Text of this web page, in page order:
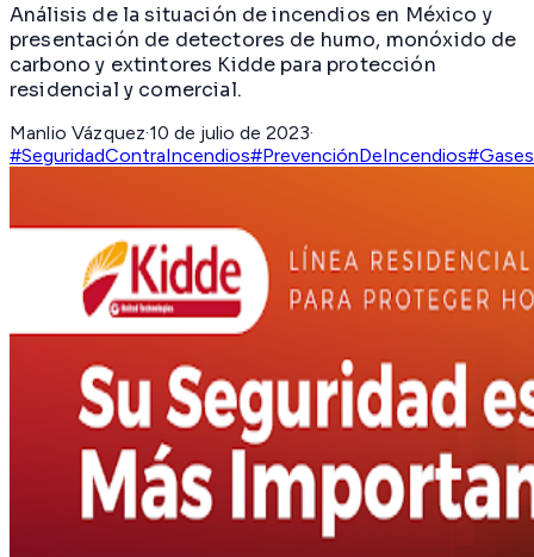
Análisis de la situación de incendios en México y
presentación de detectores de humo, monóxido de
carbono y extintores Kidde para protección
residencial y comercial.
Manlio Vázquez·10 de julio de 2023·
#SeguridadContraIncendios#PrevenciónDeIncendios